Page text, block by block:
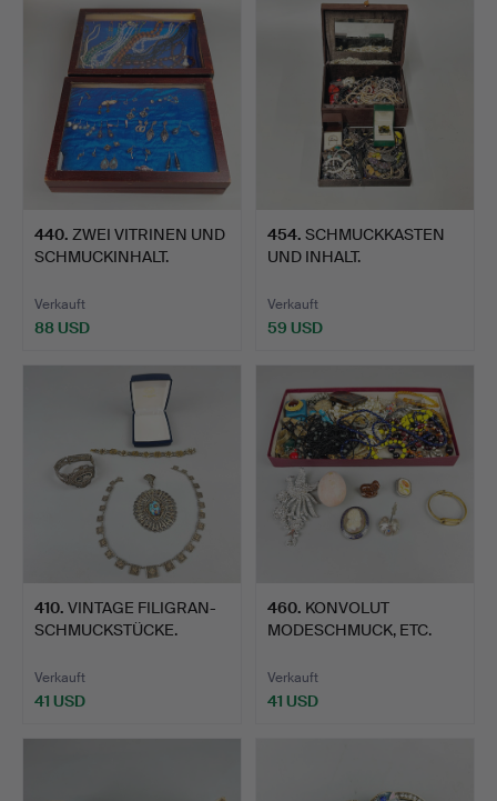
440. ZWEI VITRINEN UND
SCHMUCKINHALT.
Verkauft
88 USD
454. SCHMUCKKASTEN
UND INHALT.
Verkauft
59 USD
410. VINTAGE FILIGRAN-
SCHMUCKSTÜCKE.
Verkauft
41 USD
460. KONVOLUT
MODESCHMUCK, ETC.
Verkauft
41 USD